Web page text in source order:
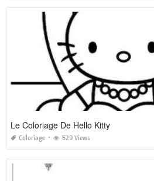
Le Coloriage De Hello Kitty
Coloriage 529 Views